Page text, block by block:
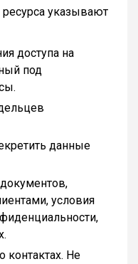
ресурса указывают
доступа на
под
данные
условия
контактах. Не